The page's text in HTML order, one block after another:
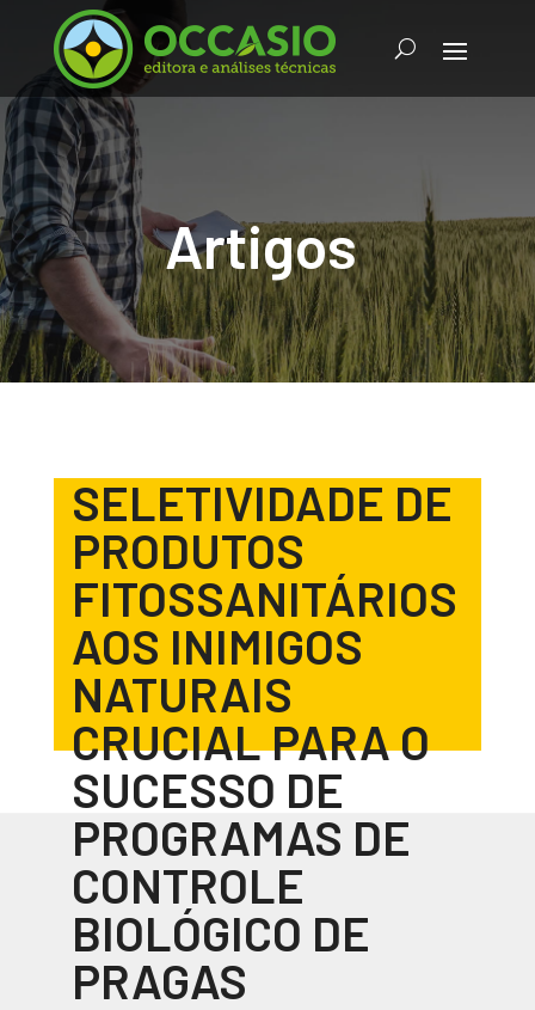
Artigos
SELETIVIDADE DE
PRODUTOS
FITOSSANITÁRIOS
AOS INIMIGOS
NATURAIS
CRUCIAL PARA O
SUCESSO DE
PROGRAMAS DE
CONTROLE
BIOLÓGICO DE
PRAGAS